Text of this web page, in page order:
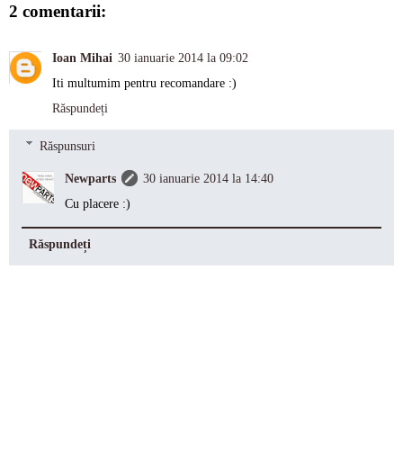
2 comentarii:
Ioan Mihai 30 ianuarie 2014 la 09:02
Iti multumim pentru recomandare :)
Răspundeți
Răspunsuri
Newparts
30 ianuarie 2014 la 14:40
Cu placere :)
Răspundeți